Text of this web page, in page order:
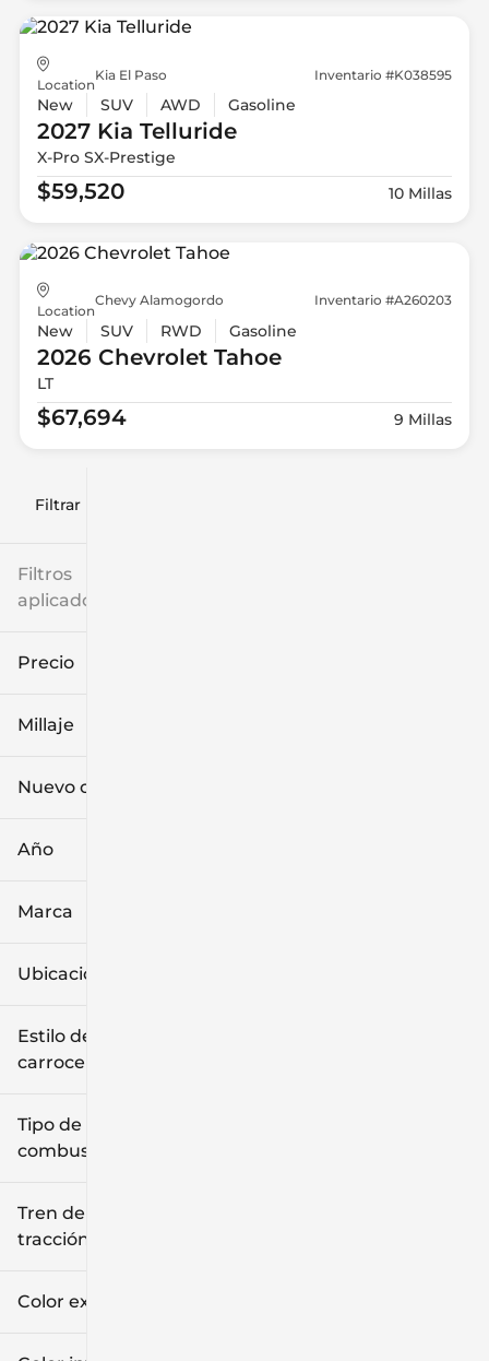
Filtrar por
Filtros
aplicados
Precio
Millaje
Nuevo o usado
Año
Marca
Ubicación
Estilo de
carrocería
Tipo de
combustible
Tren de
tracción
Color exterior
Location
Kia El Paso Inventario #K038595
New SUV AWD Gasoline
2027 Kia Telluride
X-Pro SX-Prestige
$59,520 10 Millas
Location
Chevy Alamogordo Inventario #A260203
New SUV RWD Gasoline
2026 ChevroletTahoe
LT
$67,694 9 Millas